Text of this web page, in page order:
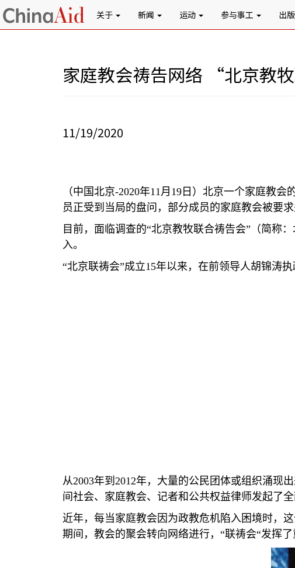
关于 新闻 运动 参与事工 出
家庭教会祷告网络 “北京教
11/19/2020
（中国北京-2020年11月 19 日）北京一个家庭教会
员正受到当局的盘问，部分成员的家庭教会被要求
目前，面临调查的“北京教牧联合祷告会” （简称
入。
“北京联祷会”成立15年以来，在前领导人胡锦涛
从2003年到 2012年，大量的公民团体或组织涌现
间社会、家庭教会、记者和公共权益律师发起了
近年，每当家庭教会因为政教危机陷入困境时，
期间，教会的聚会转向网络进行， “联祷会“发挥了